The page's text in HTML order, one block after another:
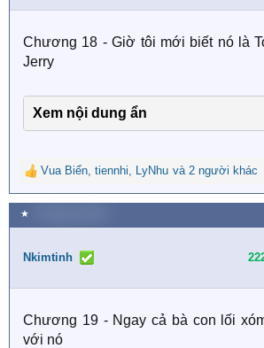
n
:Chương 18 - Giờ tôi mới biết nó là
Jerry
Xem nội dung ẩn
R
e
a
c
i
n
:
Vua Biển, tiennhi, LyNhu và 2 người khác
★
Nkimtinh
Chương 19 - Ngay cả bà con lối
với nó